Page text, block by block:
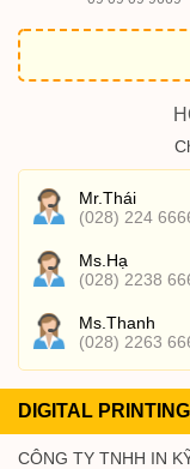
Mr.Thái
(028) 224
Ms.Hạ
(028) 2238
Ms.Thanh
(028) 2263
DIGITAL
CÔNG TY TNHH IN